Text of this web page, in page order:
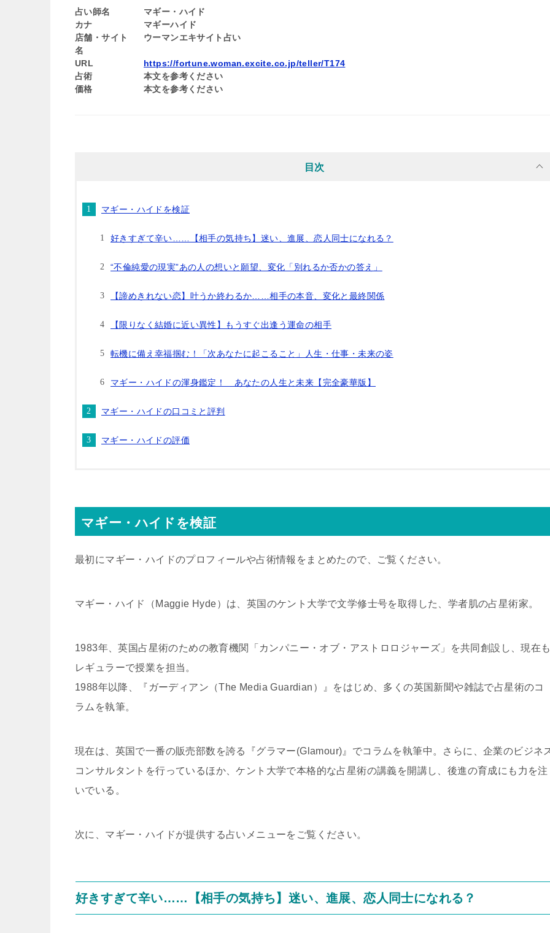
占い師名
マギー・ハイド
カナ
マギーハイド
店舗・サイト
名
ウーマンエキサイト占い
URL
https://fortune.woman.excite.co.jp/teller/T174
占術
本文を参考ください
価格
本文を参考ください
目次
マギー・ハイドを検証
好きすぎて辛い……【相手の気持ち】迷い、進展、恋人同士になれる？
“不倫純愛の現実”あの人の想いと願望、変化「別れるか否かの答え」
【諦めきれない恋】叶うか終わるか……相手の本音、変化と最終関係
【限りなく結婚に近い異性】もうすぐ出逢う運命の相手
転機に備え幸福掴む！「次あなたに起こること」人生・仕事・未来の姿
マギー・ハイドの渾身鑑定！ あなたの人生と未来【完全豪華版】
マギー・ハイドの口コミと評判
マギー・ハイドの評価
マギー・ハイドを検証
最初にマギー・ハイドのプロフィールや占術情報をまとめたので、ご覧ください。
マギー・ハイド（Maggie Hyde）は、英国のケント大学で文学修士号を取得した、学者肌の占星術家。
1983年、英国占星術のための教育機関「カンパニー・オブ・アストロロジャーズ」を共同創設し、現在
レギュラーで授業を担当。
1988年以降、『ガーディアン（The Media Guardian）』をはじめ、多くの英国新聞や雑誌で占星術のコ
ラムを執筆。
現在は、英国で一番の販売部数を誇る『グラマー(Glamour)』でコラムを執筆中。さらに、企業のビジネ
コンサルタントを行っているほか、ケント大学で本格的な占星術の講義を開講し、後進の育成にも力を注
いでいる。
次に、マギー・ハイドが提供する占いメニューをご覧ください。
好きすぎて辛い……【相手の気持ち】迷い、進展、恋人同士になれる？